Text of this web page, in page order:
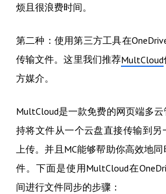
烦且很浪费时间。
第二种：使用第三方工具在
传输文件。这里我们推荐MultCloud
方媒介。
MultCloud是一款免费的网页端多
持将文件从一个云盘直接传输到另
上传。并且MC能够帮助你高效地
件。下面是使用MultCloud在
间进行文件同步的步骤：